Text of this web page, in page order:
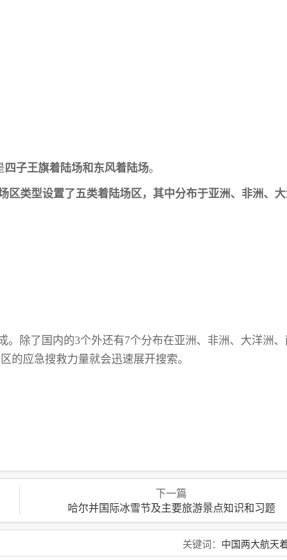
四子王旗着陆场和东风着陆场。
区类型设置了五类着陆场区，其中分布于亚洲、非洲、
。除了国内的3个外还有7个分布在亚洲、非洲、大洋洲、
的应急搜救力量就会迅速展开搜索。
下一篇
哈尔并国际冰雪节及主要旅游景点知识和习题
关键词： 中国两大航天